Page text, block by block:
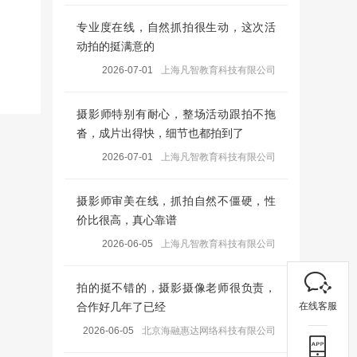
专业度在线，自然抓拍很生动，这次活
动拍的挺满意的
2026-07-01 上海凡智教育科技有限公司
摄影师特别有耐心，整场活动跟拍不拖
沓，成片出得快，细节也都拍到了
2026-07-01 上海凡智教育科技有限公司
摄影师审美在线，抓拍自然不僵硬，性
价比很高，真心靠谱
2026-06-05 上海凡智教育科技有限公司
拍的挺不错的，摄影摄像老师很负责，
合作好几年了已经
2026-06-05 北京海融惠达网络科技有限公司
在线客服